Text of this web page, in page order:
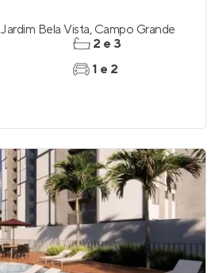
Jardim Bela Vista, Campo Grande
2 e 3
1 e 2